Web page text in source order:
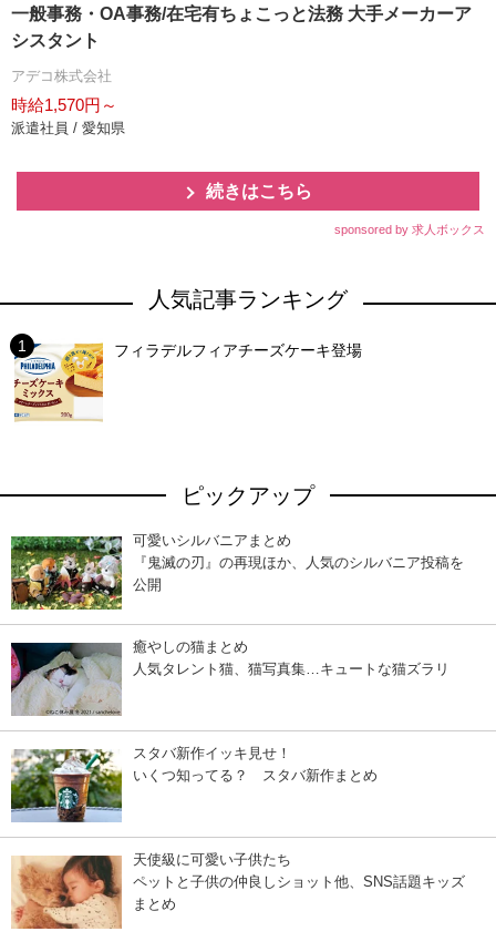
一般事務・OA事務/在宅有ちょこっと法務 大手メーカーア
シスタント
アデコ株式会社
時給1,570円～
派遣社員 / 愛知県
続きはこちら
sponsored by 求人ボックス
人気記事ランキング
フィラデルフィアチーズケーキ登場
ピックアップ
可愛いシルバニアまとめ
『鬼滅の刃』の再現ほか、人気のシルバニア投稿を
公開
癒やしの猫まとめ
人気タレント猫、猫写真集…キュートな猫ズラリ
スタバ新作イッキ見せ！
いくつ知ってる？ スタバ新作まとめ
天使級に可愛い子供たち
ペットと子供の仲良しショット他、SNS話題キッズ
まとめ